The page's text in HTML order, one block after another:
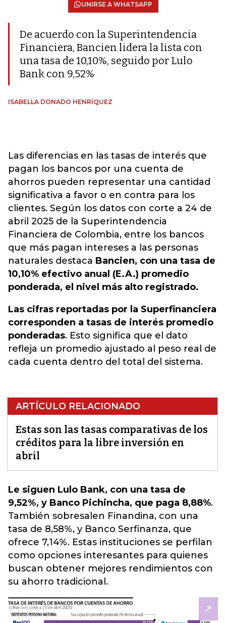
UNIRSE A WHATSAPP
De acuerdo con la Superintendencia
Financiera, Bancien lidera la lista con
una tasa de 10,10%, seguido por Lulo
Bank con 9,52%
ISABELLA DONADO HENRÍQUEZ
Las diferencias en las tasas de interés que
pagan los bancos por una cuenta de
ahorros pueden representar una cantidad
significativa a favor o en contra para los
clientes. Según los datos con corte a 24 de
abril 2025 de la Superintendencia
Financiera de Colombia, entre los bancos
que más pagan intereses a las personas
naturales destaca Bancien, con una tasa de
10,10% efectivo anual (E.A.) promedio
ponderada, el nivel más alto registrado.
Las cifras reportadas por la Superfinanciera
corresponden a tasas de interés promedio
ponderadas. Esto significa que el dato
refleja un promedio ajustado al peso real de
cada cuenta dentro del total del sistema.
ARTÍCULO RELACIONADO
Estas son las tasas comparativas de los
créditos para la libre inversión en
abril
Le siguen Lulo Bank, con una tasa de
9,52%, y Banco Pichincha, que paga 8,88%.
También sobresalen Finandina, con una
tasa de 8,58%, y Banco Serfinanza, que
ofrece 7,14%. Estas instituciones se perfilan
como opciones interesantes para quienes
buscan obtener mejores rendimientos con
su ahorro tradicional.